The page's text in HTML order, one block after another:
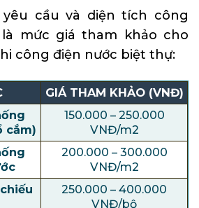
cầu và diện tích công
mức giá tham khảo cho
công điện nước biệt thự:
GIÁ THAM KHẢO (VNĐ)
cắm)
150.000 – 250.000
VNĐ/m2
200.000 – 300.000
VNĐ/m2
250.000 – 400.000
VNĐ/bộ